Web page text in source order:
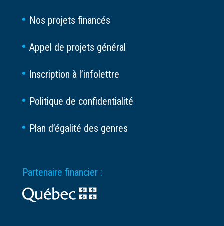
Nos projets financés
Appel de projets général
Inscription à l’infolettre
Politique de confidentialité
Plan d’égalité des genres
Partenaire financier :